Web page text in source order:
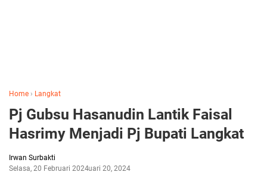
Home › Langkat
Pj Gubsu Hasanudin Lantik Faisal
Hasrimy Menjadi Pj Bupati Langkat
Irwan Surbakti
Selasa, 20 Februari 2024Februari 20, 2024